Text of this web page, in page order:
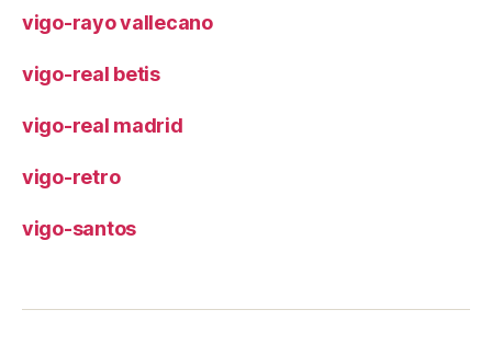
vigo-rayo vallecano
vigo-real betis
vigo-real madrid
vigo-retro
vigo-santos